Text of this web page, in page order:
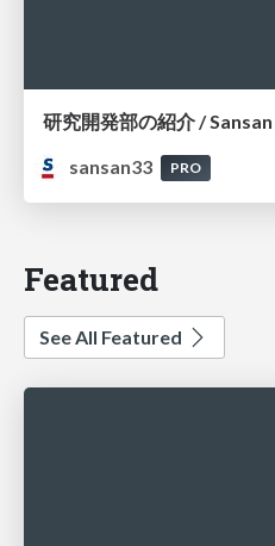
研究開発部の紹介 /
sansan33
PRO
Featured
See All Featured